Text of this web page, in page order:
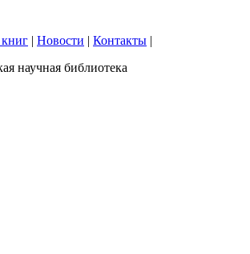
| Новости | Контакты |
научная библиотека